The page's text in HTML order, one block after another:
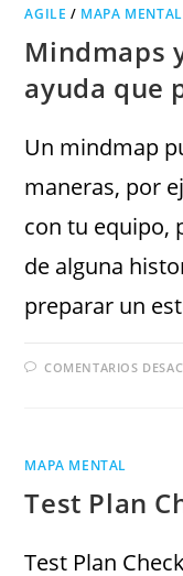
AGILE / MAPA MENTAL
Mindmaps
ayuda que
Un mindmap
maneras, por
con tu equipo,
de alguna
preparar un
COMENTARIOS
MAPA MENTAL
Test Plan
Test Plan